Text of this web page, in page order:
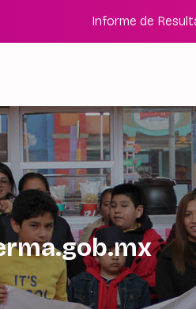
Informe de